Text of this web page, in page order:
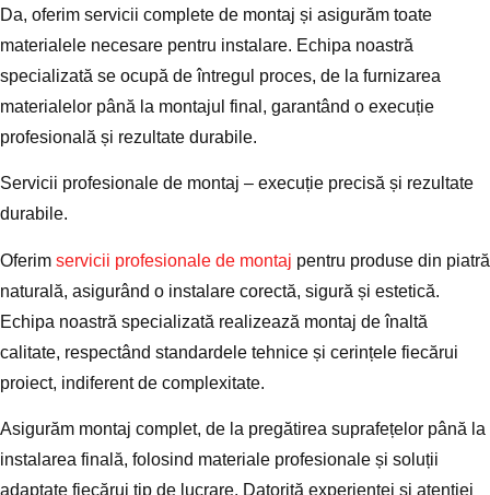
Da, oferim servicii complete de montaj și asigurăm toate
materialele necesare pentru instalare. Echipa noastră
specializată se ocupă de întregul proces, de la furnizarea
materialelor până la montajul final, garantând o execuție
profesională și rezultate durabile.
Servicii profesionale de montaj – execuție precisă și rezultate
durabile.
Oferim servicii profesionale de montaj pentru produse din piatră
naturală, asigurând o instalare corectă, sigură și estetică.
Echipa noastră specializată realizează montaj de înaltă
calitate, respectând standardele tehnice și cerințele fiecărui
proiect, indiferent de complexitate.
Asigurăm montaj complet, de la pregătirea suprafețelor până la
instalarea finală, folosind materiale profesionale și soluții
adaptate fiecărui tip de lucrare. Datorită experienței și atenției